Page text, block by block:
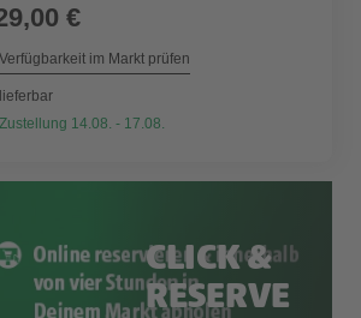
€
Verfügbarkeit im Markt prüfen
lieferbar
Zustellung 14.08. - 17.08.
CLICK &
RESERVE